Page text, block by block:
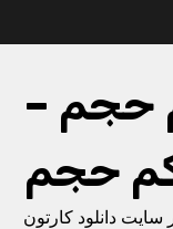
حجم –
کم حجم
سایت دانلود کارتون